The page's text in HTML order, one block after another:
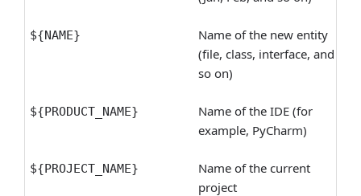
${NAME}
Name of the new entity
(file, class, interface, and
so on)
${PRODUCT_NAME}
Name of the IDE (for
example, PyCharm)
${PROJECT_NAME}
Name of the current
project